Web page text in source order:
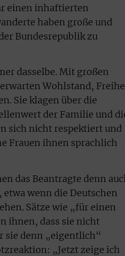
einen inhaftierten
haben große und
Bundesrepublik zu
dasselbe. Mit großen
Wohlstand,
Sie klagen über die
der Familie und
sich nicht respektiert und
Frauen ihnen sprachlich
das Beantragte denn
wenn die Deutschen
Sätze wie „für einen
ihnen, dass sie nicht
sie denn „eigentlich“
„Jetzt zeige ich